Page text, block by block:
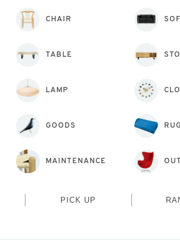
CHAIR
TABLE
LAMP
GOODS RUG
MAINTENANCE
PICK UP